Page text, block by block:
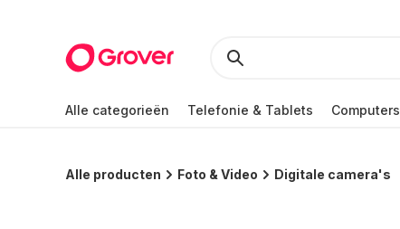
Alle categorieën Telefonie & Tablets Computers
Alle producten Foto & Video Digitale camera's